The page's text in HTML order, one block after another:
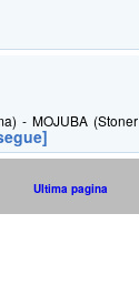
- MOJUBA (Stoner
Ultima pagina